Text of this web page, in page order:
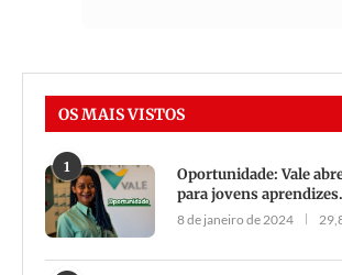
OS MAIS VISTOS
1
Oportunidade: Vale
para jovens
8 de janeiro de 2024